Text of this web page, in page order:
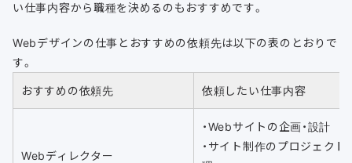
い仕事内容から職種を決めるのもおすすめです。
Webデザインの仕事とおすすめの依頼先は以下の表のとおりで
す。
おすすめの依頼先
依頼したい仕事内容
Webディレクター
・Webサイトの企画・設計
・サイト制作のプロジェクト